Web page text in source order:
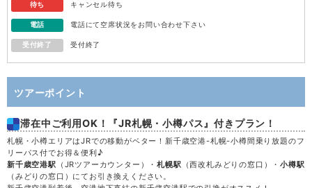
日 16
月 17
火 18
水 19
待ち キャンセル待ち
電話 電話にて空席状況をお問い合わせ下さい
受付終了 受付終了
ツアーポイント
滞在中ご利用OK！『JR札幌・小樽パス』付きプラン！
札幌・小樽エリアはJRでの移動がベター！新千歳空港-札幌-小樽間乗り放題のフ
リーパス付でお得＆便利♪
新千歳空港駅 （JRツアーカウンター）・札幌駅 （西改札みどりの窓口）・小樽駅
（みどりの窓口）にてお引き換えください。